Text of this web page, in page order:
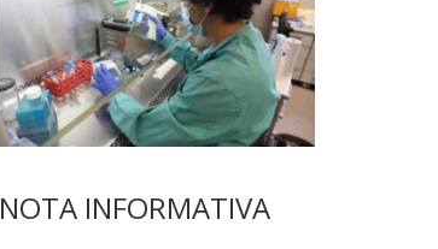
NOTA INFORMATIVA